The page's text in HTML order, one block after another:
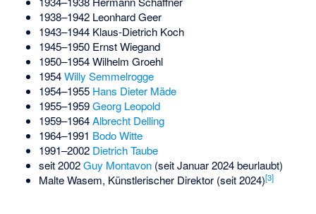
1938–1942 Leonhard Geer
1943–1944 Klaus-Dietrich Koch
1945–1950 Ernst Wiegand
1950–1954Wilhelm Groehl
1954Willy Semmelrogge
1954–1955 Hans Dieter Mäde
1955–1959Georg Leopold
1959–1964Albrecht Delling
1964–1991 Bodo Witte
1991–2002 Dietrich Taube
seit 2002Guy Montavon(seit Januar 2024 beurlaubt)
Malte Wasem, Künstlerischer Direktor (seit 2024)[3]